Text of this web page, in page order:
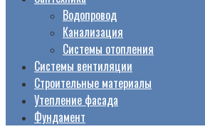
Водопровод
Канализация
Системы отопления
Системы вентиляции
Строительные материалы
Утепление фасада
Фундамент